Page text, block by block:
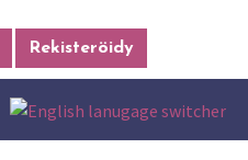
Rekisteröidy